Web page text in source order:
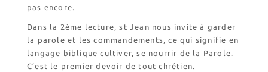
pas encore.
Dans la 2ème lecture, st Jean nous invite à garder
la parole et les commandements, ce qui signifie en
langage biblique cultiver, se nourrir de la Parole.
C’est le premier devoir de tout chrétien.